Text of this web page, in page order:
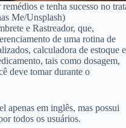
e tenha sucesso no
Me/Unsplash)
e Rastreador, que,
de uma rotina de
calculadora de estoque e
tais como dosagem,
deve tomar durante o
apenas em inglês, mas possui
todos os usuários.